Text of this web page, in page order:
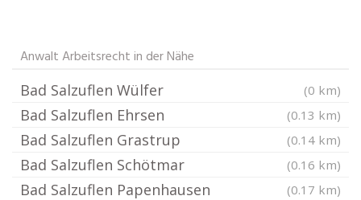
Anwalt Arbeitsrecht in der Nähe
Bad Salzuflen Wülfer (0 km)
Bad Salzuflen Ehrsen (0.13 km)
Bad Salzuflen Grastrup (0.14 km)
Bad Salzuflen Schötmar (0.16 km)
Bad Salzuflen Papenhausen (0.17 km)